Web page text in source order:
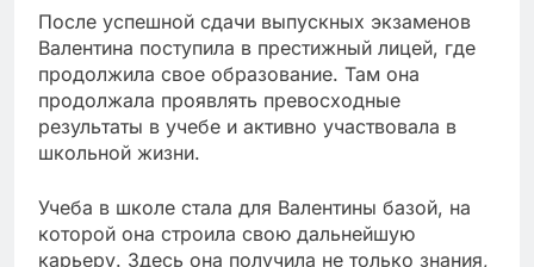
После успешной сдачи выпускных экзаменов
Валентина поступила в престижный лицей, где
продолжила свое образование. Там она
продолжала проявлять превосходные
результаты в учебе и активно участвовала в
школьной жизни.
Учеба в школе стала для Валентины базой, на
которой она строила свою дальнейшую
карьеру. Здесь она получила не только знания,